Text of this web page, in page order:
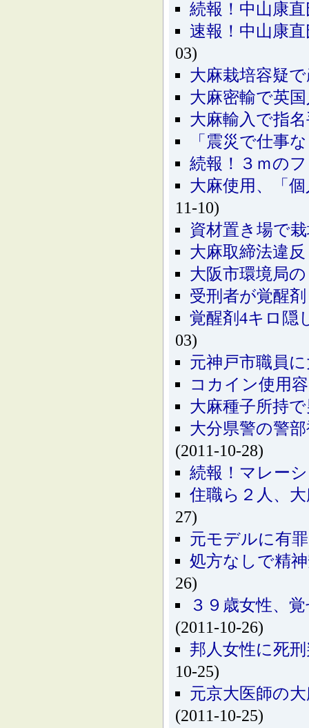
続報！中山
速報！中山康
03)
大麻栽培容疑
大麻密輸で英
大麻輸入で指
「震災で仕事
続報！３ｍの
大麻使用、「
11-10)
資材置き場で
大麻取締法違
大阪市環境局
受刑者が覚醒
覚醒剤4キロ隠
03)
元神戸市職員
コカイン使用
大麻種子所持
大分県警の警
(2011-10-28)
続報！マレー
住職ら２人、
27)
元モデルに有
処方なしで精
26)
３９歳女性、
(2011-10-26)
邦人女性に死
10-25)
元京大医師の
(2011-10-25)